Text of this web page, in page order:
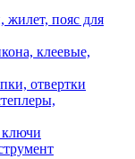
пояс для
клеевые,
отвертки
ключи